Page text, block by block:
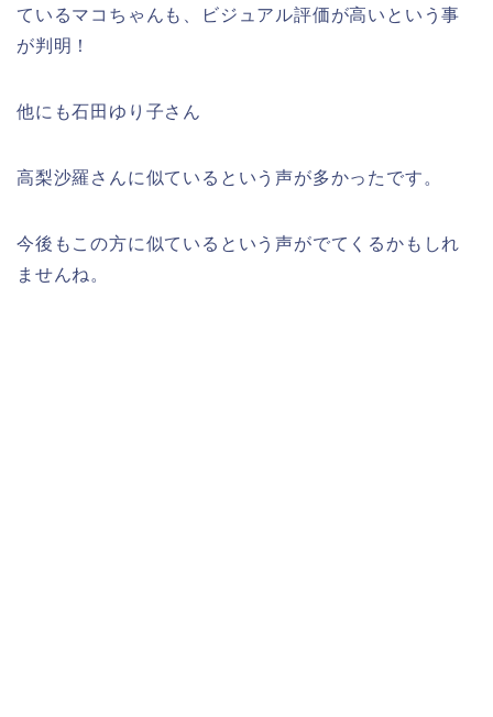
ているマコちゃんも、ビジュアル評価が高いという事
が判明！
他にも石田ゆり子さん
高梨沙羅さんに似ているという声が多かったです。
今後もこの方に似ているという声がでてくるかもしれ
ませんね。